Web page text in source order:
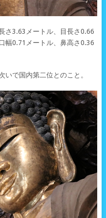
さ3.63メートル、目長さ0.66
幅0.71メートル、鼻高さ0.36
で国内第二位とのこと。